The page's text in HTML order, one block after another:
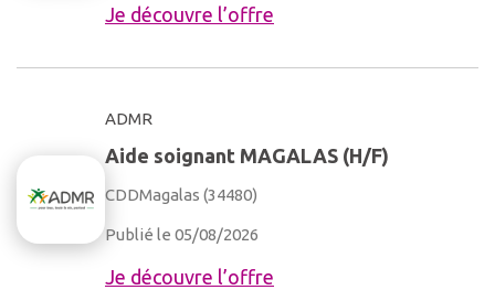
Je découvre l’offre
ADMR
Aide soignant MAGALAS (H/F)
CDDMagalas (34480)
Publié le 05/08/2026
Je découvre l’offre